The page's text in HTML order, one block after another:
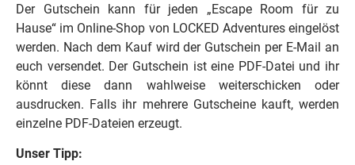
Der Gutschein kann für jeden „Escape Room für zu
Hause“ im Online-Shop von LOCKED Adventures eingelöst
werden. Nach dem Kauf wird der Gutschein per E-Mail an
euch versendet. Der Gutschein ist eine PDF-Datei und ihr
könnt diese dann wahlweise weiterschicken oder
ausdrucken. Falls ihr mehrere Gutscheine kauft, werden
einzelne PDF-Dateien erzeugt.
Unser Tipp: